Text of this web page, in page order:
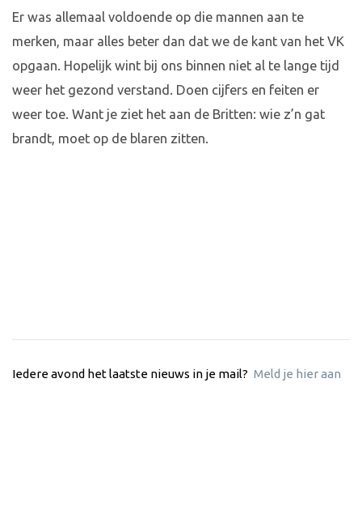
Er was allemaal voldoende op die mannen aan te
merken, maar alles beter dan dat we de kant van het VK
opgaan. Hopelijk wint bij ons binnen niet al te lange tijd
weer het gezond verstand. Doen cijfers en feiten er
weer toe. Want je ziet het aan de Britten: wie z’n gat
brandt, moet op de blaren zitten.
Iedere avond het laatste nieuws in je mail? Meld je hier aan